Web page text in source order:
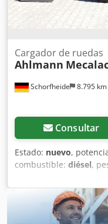
Schorfheide 8.795 km
Cargador de ruedas
Ahlmann
Consultar
Estado: nuevo,
combustible: diésel,
, Año de
funcionamiento:1 h,
685239865,
palés, pala 4 en 1,